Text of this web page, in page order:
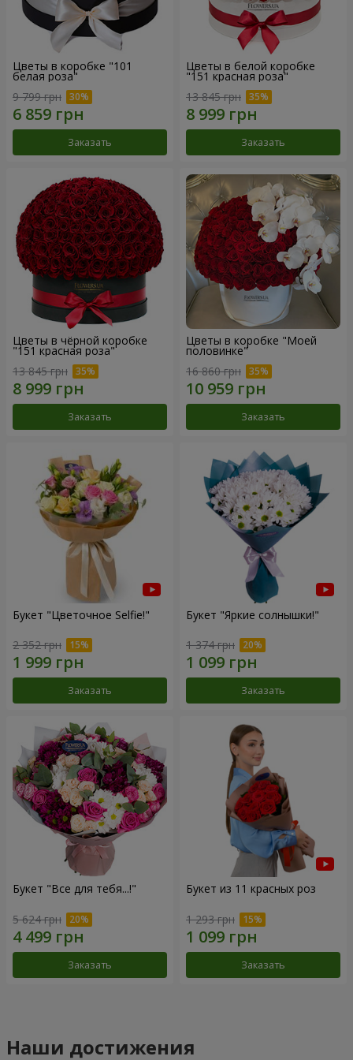
Цветы в коробке "101
белая роза"
9 799 грн
Заказать
Цветы в белой коробке
"151 красная роза"
13 845 грн
Заказать
Цветы в чёрной коробке
"151 красная роза"
13 845 грн
Заказать
Цветы в коробке "Моей
половинке"
16 860 грн
Заказать
Букет "Цветочное Selfie!"
2 352 грн
Заказать
Букет "Яркие солнышки!"
1 374 грн
Заказать
Букет "Все для тебя...!"
5 624 грн
Заказать
Букет из 11 красных роз
1 293 грн
Заказать
Наши достижения